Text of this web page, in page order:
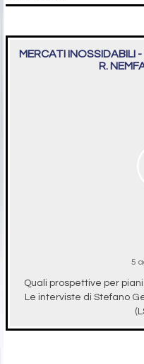
MERCATI INOSSIDABILI
R.
5
Quali prospettive per
Le interviste di Stefano